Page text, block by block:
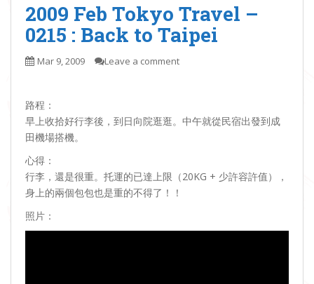
2009 Feb Tokyo Travel –
0215 : Back to Taipei
Mar 9, 2009 Leave a comment
路程：
早上收拾好行李後，到日向院逛逛。中午就從民宿出發到成
田機場搭機。
心得：
行李，還是很重。托運的已達上限（20KG + 少許容許值），
身上的兩個包包也是重的不得了！！
照片：